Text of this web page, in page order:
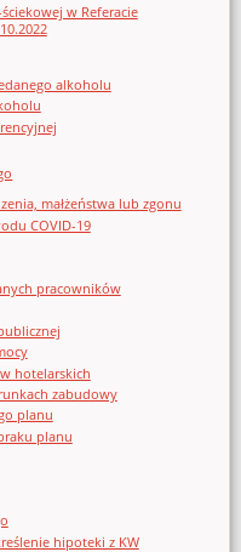
w Referacie
alkoholu
małżeństwa lub zgonu
COVID-19
pracowników
hotelarskich
zabudowy
planu
planu
hipoteki z KW